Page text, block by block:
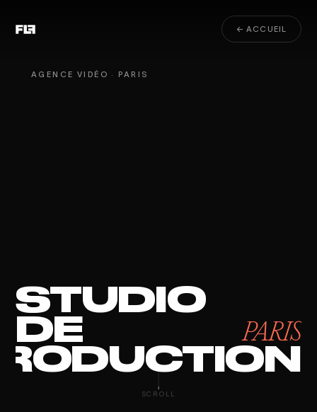
← ACCUEIL
CLIP
AGENCE VIDÉO · PARIS
STUDIO
DE PARIS
SCROLL